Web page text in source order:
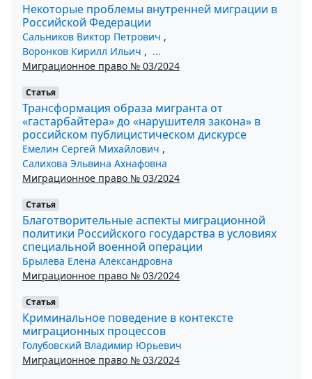
Некоторые проблемы внутренней миграции в
Российской Федерации
Сальников Виктор Петрович ,
Воронков Кирилл Ильич , ...
Миграционное право № 03/2024
Статья
Трансформация образа мигранта от
«гастарбайтера» до «нарушителя закона» в
российском публицистическом дискурсе
Емелин Сергей Михайлович ,
Салихова Эльвина Ахнафовна
Миграционное право № 03/2024
Статья
Благотворительные аспекты миграционной
политики Российского государства в условиях
специальной военной операции
Брылева Елена Александровна
Миграционное право № 03/2024
Статья
Криминальное поведение в контексте
миграционных процессов
Голубовский Владимир Юрьевич
Миграционное право № 03/2024